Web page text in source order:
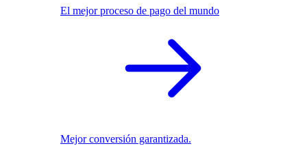
El mejor proceso de pago del mundo
Mejor conversión garantizada.